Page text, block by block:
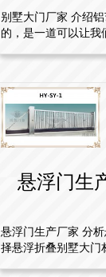
别墅大门厂家 介绍
的，是一道可以让我
悬浮门生
悬浮门生产厂家 分
择悬浮折叠别墅大门